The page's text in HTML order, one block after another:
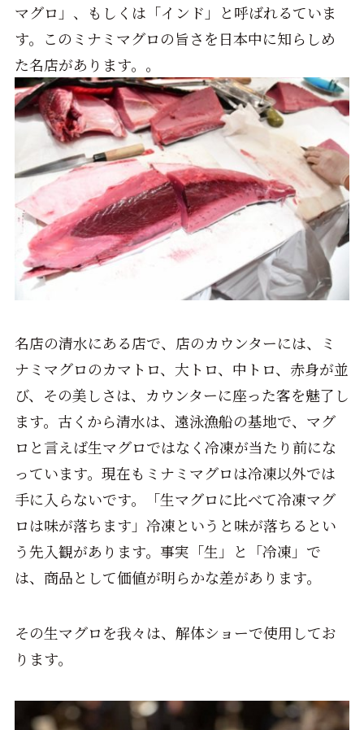
マグロ」、もしくは「インド」と呼ばれるていま
す。このミナミマグロの旨さを日本中に知らしめ
た名店があります。。
名店の清水にある店で、店のカウンターには、ミ
ナミマグロのカマトロ、大トロ、中トロ、赤身が並
び、その美しさは、カウンターに座った客を魅了し
ます。古くから清水は、遠泳漁船の基地で、マグ
ロと言えば生マグロではなく冷凍が当たり前にな
っています。現在もミナミマグロは冷凍以外では
手に入らないです。「生マグロに比べて冷凍マグ
ロは味が落ちます」冷凍というと味が落ちるとい
う先入観があります。事実「生」と「冷凍」で
は、商品として価値が明らかな差があります。
その生マグロを我々は、解体ショーで使用してお
ります。